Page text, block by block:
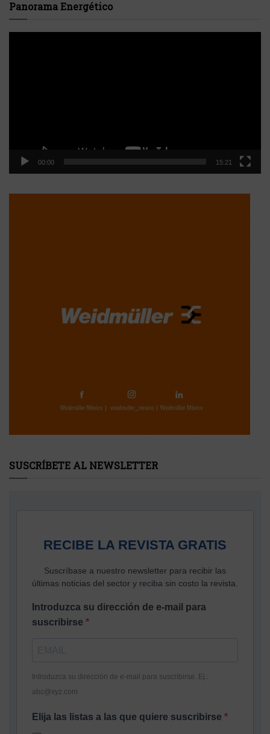
Panorama Energético
00:00 15:21
SUSCRÍBETE AL NEWSLETTER
RECIBE LA REVISTA GRATIS
Suscríbase a nuestro newsletter para recibir las
últimas noticias del sector y reciba sin costo la revista.
Introduzca su dirección de e-mail para
suscribirse
Introduzca su dirección de e-mail para suscribirse. Ej.:
abc@xyz.com
Elija las listas a las que quiere suscribirse